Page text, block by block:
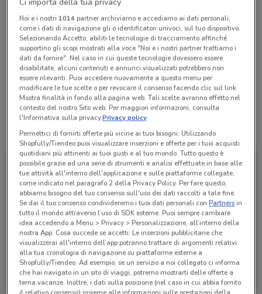
chiamando il negozio.
Chiama il negozio
Lunedì n.d.
Martedì n.d.
Mercoledì n.d.
Giovedì n.d.
Venerdì n.d.
Sabato n.d.
Domenica n.d.
02 98490099
Tutte le promozioni di questo negozio
Naïma
Scade il 30/08 2 km
Noi e i nostri 1014partner archiviamo e accediamo ai dati personali,
come i dati di navigazione gli o identificatori univoci, sul tuo dispositivo.
Selezionando Accetto, abiliti le tecnologie di tracciamento affinché
supportino gli scopi mostrati alla voce "Noi e i nostri partner trattiamo i
dati da fornire". Nel caso in cui queste tecnologie dovessero essere
disabilitate, alcuni contenuti e annunci visualizzati potrebbero non
essere rilevanti. Puoi accedere nuovamente a questo menu per
modificare le tue scelte o per revocare il consenso facendo clic sul link
Mostra finalità in fondo alla pagina web. Tali scelte avranno effetto nel
contesto del nostro Sito web. Per maggiori informazioni, consulta
l'Informativa sulla privacy.Privacy policy
Permettici di fornirti offerte più vicine ai tuoi bisogni: Utilizzando
Shopfully/Tiendeo puoi visualizzare inserzioni e offerte per i tuoi acquisti
quotidiani più attinenti ai tuoi gusti e al tuo mondo. Tutto questo è
possibile grazie ad una serie di strumenti e analisi effettuate in base alle
tue attività all'interno dell'applicazione e sulle piattaforme collegate,
come indicato nel paragrafo 2 della Privacy Policy. Per fare questo,
abbiamo bisogno del tuo consenso sull'uso dei dati raccolti a tale fine.
Se dai il tuo consenso condivideremo i tuoi dati personali conPartnersin
tutto il mondo attraverso l’uso di SDK esterne. Puoi sempre cambiare
idea accedendo a Menu > Privacy > Personalizzazione, all’interno della
nostra App. Cosa succede se accetti: Le inserzioni pubblicitarie che
visualizzerai all'interno dell’app potranno trattare di argomenti relativi
alla tua cronologia di navigazione su piattaforme esterne a
Shopfully/Tiendeo. Ad esempio, se un servizio a noi collegato ci informa
che hai navigato in un sito di viaggi, potremo mostrarti delle offerte a
tema vacanze. Inoltre, i dati sulla posizione (nel caso in cui abbia fornito
il relativo consenso) insieme alle informazioni sulle prestazioni della